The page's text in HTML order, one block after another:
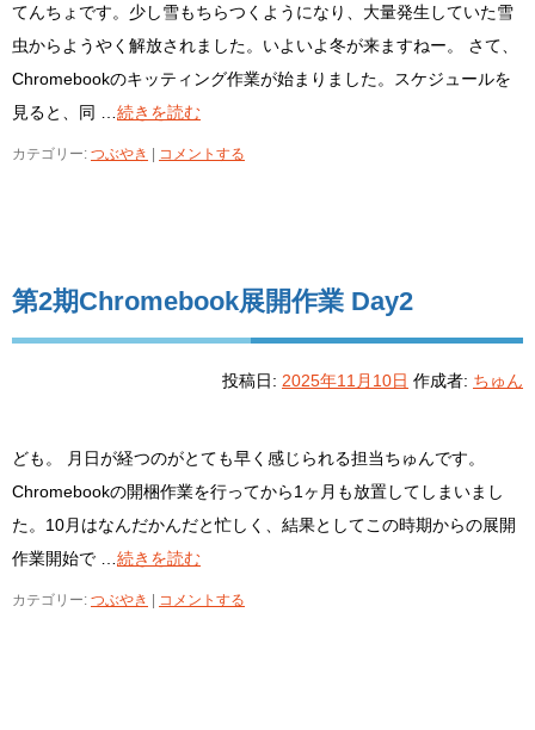
てんちょです。少し雪もちらつくようになり、大量発生していた雪
虫からようやく解放されました。いよいよ冬が来ますねー。 さて、
Chromebookのキッティング作業が始まりました。スケジュールを
見ると、同 … 続きを読む
カテゴリー: つぶやき | コメントする
第2期Chromebook展開作業 Day2
投稿日: 2025年11月10日 作成者: ちゅん
ども。 月日が経つのがとても早く感じられる担当ちゅんです。
Chromebookの開梱作業を行ってから1ヶ月も放置してしまいまし
た。10月はなんだかんだと忙しく、結果としてこの時期からの展開
作業開始で … 続きを読む
カテゴリー: つぶやき | コメントする